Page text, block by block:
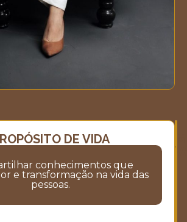
DE VIDA
conhecimentos que
e transformação na vida das
pessoas.